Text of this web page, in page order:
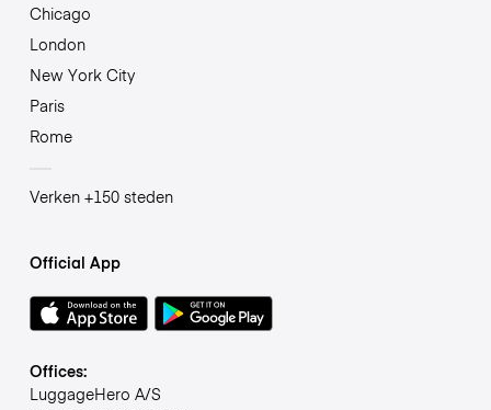
Chicago
London
New York City
Paris
Rome
Verken +150 steden
Official App
Offices:
LuggageHero A/S